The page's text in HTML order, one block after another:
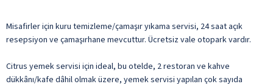
Misafirler için kuru temizleme/çamaşır yıkama servisi, 24 saat açık
resepsiyon ve çamaşırhane mevcuttur. Ücretsiz vale otopark vardır.
Citrus yemek servisi için ideal, bu otelde, 2 restoran ve kahve
dükkânı/kafe dâhil olmak üzere, yemek servisi yapılan çok sayıda